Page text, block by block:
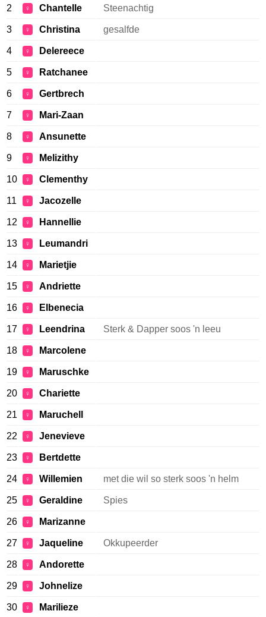
2 ♀ Chantelle Steenachtig
3 ♀ Christina gesalfde
4 ♀ Delereece
5 ♀ Ratchanee
6 ♀ Gertbrech
7 ♀ Mari-Zaan
8 ♀ Ansunette
9 ♀ Melizithy
10 ♀ Clementhy
11 ♀ Jacozelle
12 ♀ Hannellie
13 ♀ Leumandri
14 ♀ Marietjie
15 ♀ Andriette
16 ♀ Elbenecia
17 ♀ Leendrina Sterk & Dapper soos 'n leeu
18 ♀ Marcolene
19 ♀ Maruschke
20 ♀ Chariette
21 ♀ Maruchell
22 ♀ Jenevieve
23 ♀ Bertdette
24 ♀ Willemien met die wil so sterk soos 'n helm
25 ♀ Geraldine Spies
26 ♀ Marizanne
27 ♀ Jaqueline Okkupeerder
28 ♀ Andorette
29 ♀ Johnelize
30 ♀ Marilieze